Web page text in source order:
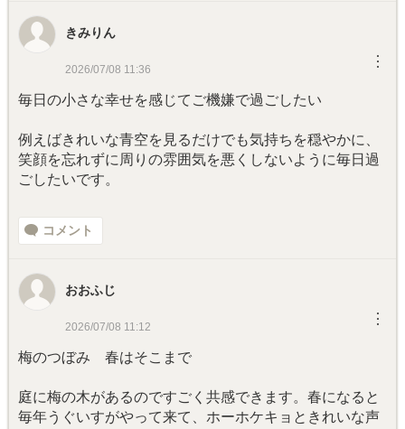
きみりん
2026/07/08 11:36 ︙
毎日の小さな幸せを感じてご機嫌で過ごしたい
例えばきれいな青空を見るだけでも気持ちを穏やかに、
笑顔を忘れずに周りの雰囲気を悪くしないように毎日過
ごしたいです。
コメント
おおふじ
2026/07/08 11:12 ︙
梅のつぼみ 春はそこまで
庭に梅の木があるのですごく共感できます。春になると
毎年うぐいすがやって来て、ホーホケキョときれいな声